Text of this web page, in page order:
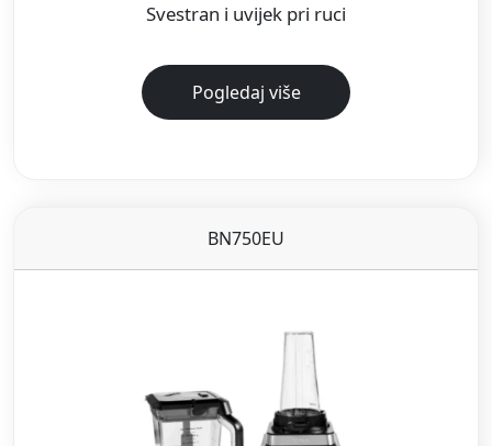
Svestran i uvijek pri ruci
Pogledaj više
BN750EU